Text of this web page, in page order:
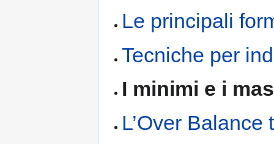
Le principali
Tecniche per
I minimi e i
L’Over